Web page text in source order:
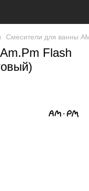
Смесители для ванны
Flash